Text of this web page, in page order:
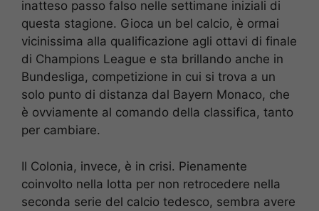
inatteso passo falso nelle settimane iniziali di
questa stagione. Gioca un bel calcio, è ormai
vicinissima alla qualificazione agli ottavi di finale
di Champions League e sta brillando anche in
Bundesliga, competizione in cui si trova a un
solo punto di distanza dal Bayern Monaco, che
è ovviamente al comando della classifica, tanto
per cambiare.
Il Colonia, invece, è in crisi. Pienamente
coinvolto nella lotta per non retrocedere nella
seconda serie del calcio tedesco, sembra avere